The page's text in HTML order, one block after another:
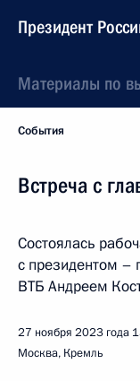
Президент
Материалы по
События
Встреча с
Состоялась
с президентом –
ВТБ Андреем
27 ноября 2023 года
Москва, Кремль